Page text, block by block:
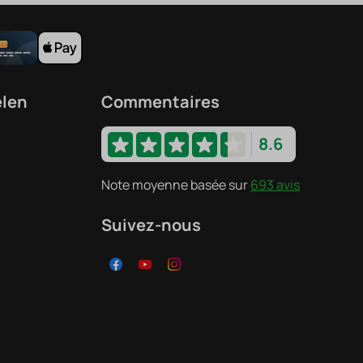
Commentaires
8.6
Note moyenne basée sur693 avis
Suivez-nous